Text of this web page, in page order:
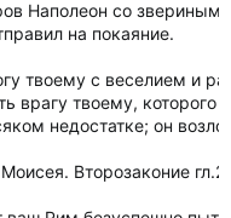
Наполеон со звериным
на покаяние.
твоему с веселием и
врагу твоему, которого
недостатке; он
Второзаконие